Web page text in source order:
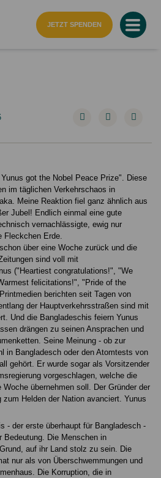
JETZT SPENDEN
got the Nobel Peace Prize". Diese
im täglichen Verkehrschaos in
Meine Reaktion fiel ganz ähnlich aus
Jubel! Endlich einmal eine gute
vernachlässigte, ewig nur
Fleckchen Erde.
über eine Woche zurück und die
sind voll mit
("Heartiest congratulations!", "We
felicitations!", "Pride of the
berichten seit Tagen von
der Hauptverkehrsstraßen sind mit
Und die Bangladeschis feiern Yunus
drängen zu seinen Ansprachen und
Seine Meinung - ob zur
in Bangladesch oder den Atomtests von
gehört. Er wurde sogar als Vorsitzender
vorgeschlagen, welche die
übernehmen soll. Der Gründer der
Helden der Nation avanciert. Yunus
- der erste überhaupt für Bangladesch -
Bedeutung. Die Menschen in
auf ihr Land stolz zu sein. Die
nur als von Überschwemmungen und
Die Korruption, die in